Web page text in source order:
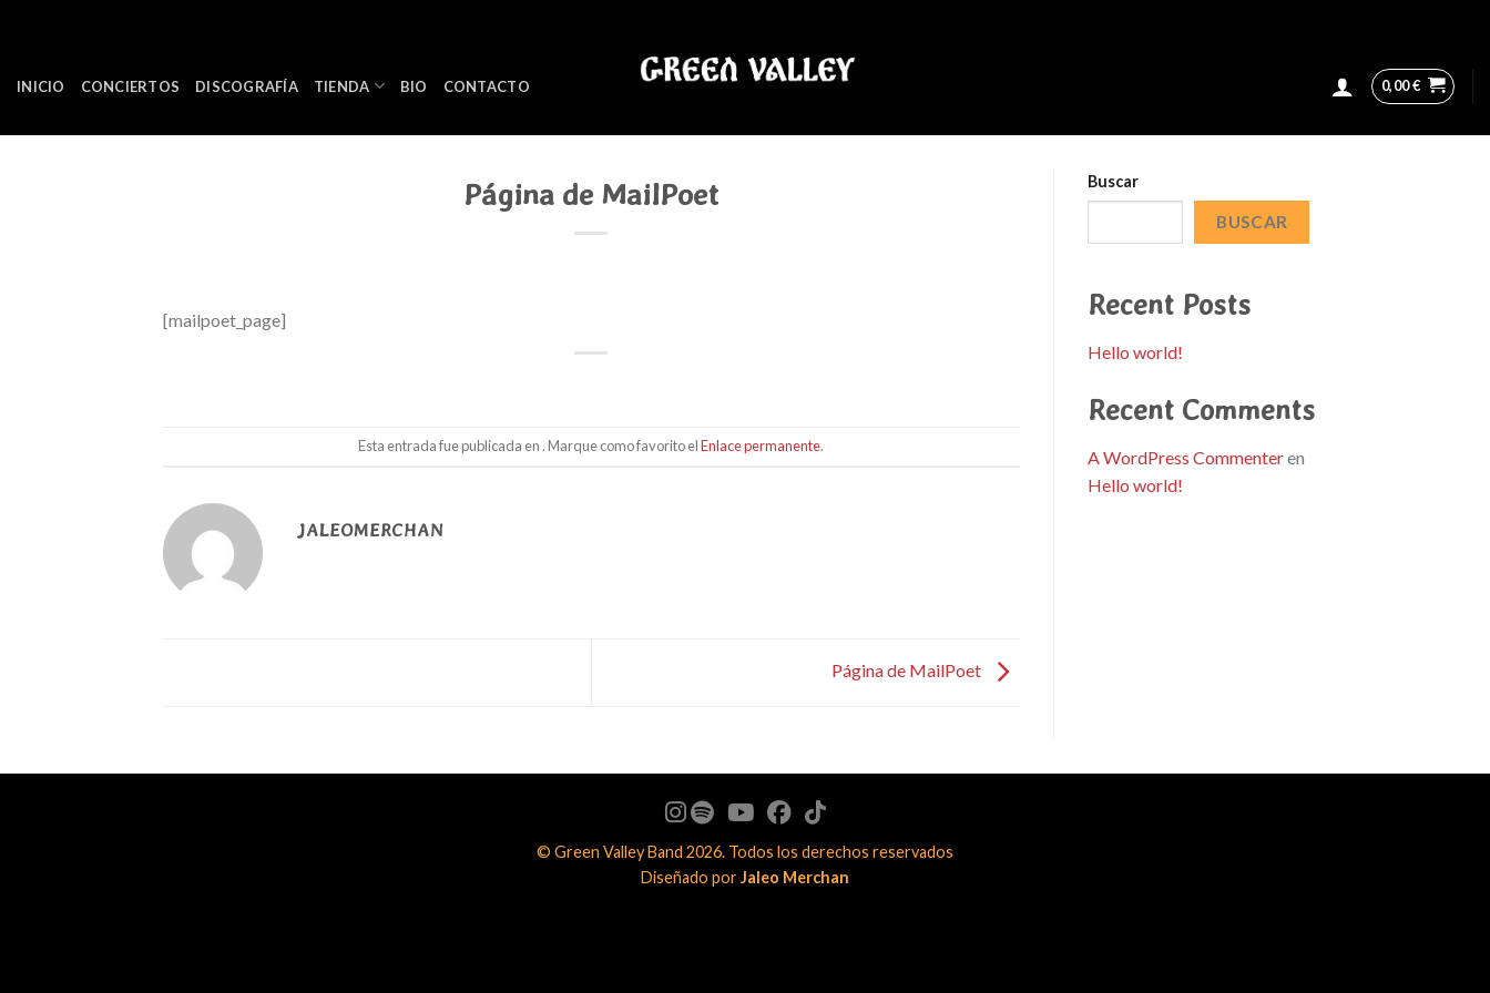
INICIO CONCIERTOS DISCOGRAFÍA TIENDA BIO CONTACTO 0,00€
Página de MailPoet
[mailpoet_page]
Esta entrada fue publicada en . Marque como favorito elEnlace permanente.
JALEOMERCHAN
Página de MailPoet
Buscar
BUSCAR
Recent Posts
Hello world!
Recent Comments
A WordPress Commenteren
Hello world!
© Green Valley Band 2026. Todos los derechos reservados
Diseñado porJaleo Merchan